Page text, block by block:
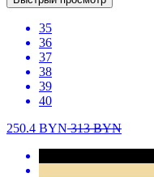
35
36
37
38
39
40
250.4 BYN313BYN